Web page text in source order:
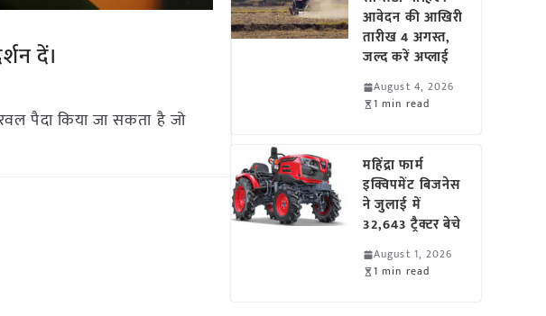
दें।
पैदा किया जा सकता है जो
आवेदन की आखिरी
तारीख 4 अगस्त,
जल्द करें अप्लाई
August 4, 2026
1 min read
महिंद्रा फार्म
इक्विपमेंट बिजनेस
ने जुलाई में
32,643 ट्रैक्टर बेचे
August 1, 2026
1 min read